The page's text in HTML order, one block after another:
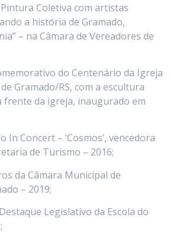
Coletiva com artistas
a história de Gramado,
– na Câmara de Vereadores de
do Centenário da Igreja
Gramado/RS, com a escultura
frente da igreja, inaugurado em
In Concert – ‘Cosmos’, vencedora
de Turismo – 2016;
da Câmara Municipal de
– 2019;
Legislativo da Escola do